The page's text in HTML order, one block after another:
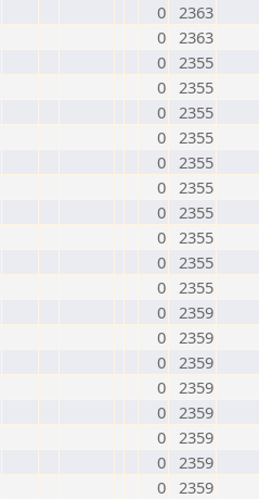
0 2363
0 2363
0 2355
0 2355
0 2355
0 2355
0 2355
0 2355
0 2355
0 2355
0 2355
0 2355
0 2359
0 2359
0 2359
0 2359
0 2359
0 2359
0 2359
0 2359